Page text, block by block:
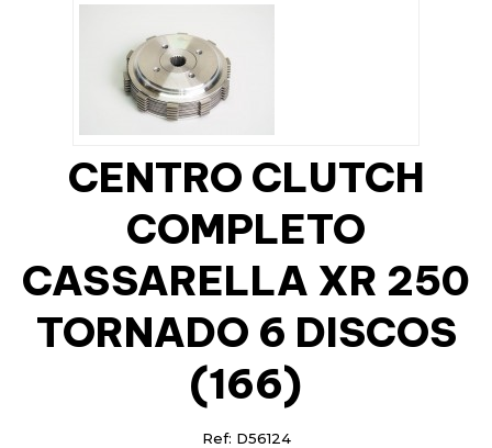
CENTRO CLUTCH
COMPLETO
CASSARELLA XR 250
TORNADO 6 DISCOS
(166)
Ref: D56124